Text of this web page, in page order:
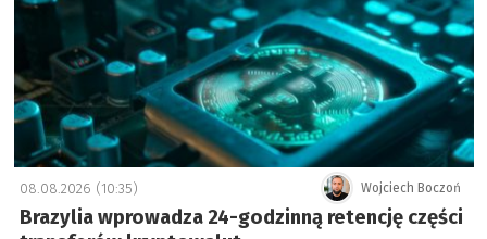
Wojciech Boczoń
08.08.2026 (10:35)
Brazylia wprowadza 24-godzinną retencję części